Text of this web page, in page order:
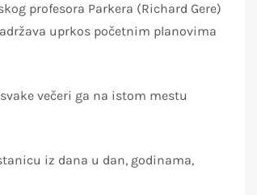
profesora Parkera (Richard Gere)
uprkos početnim planovima
večeri ga na istom mestu
iz dana u dan, godinama,